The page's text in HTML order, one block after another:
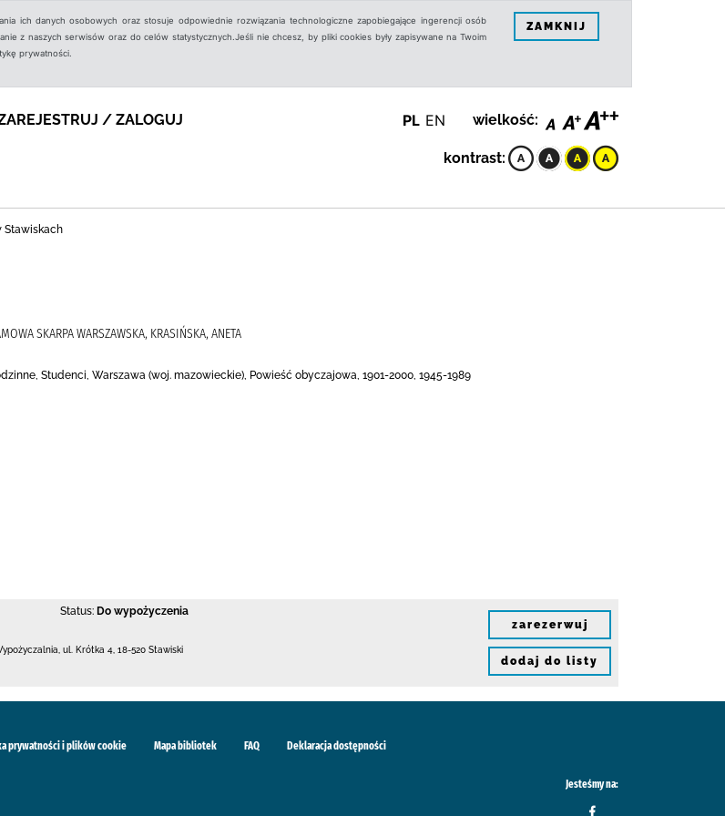
ich danych osobowych oraz stosuje odpowiednie rozwiązania technologiczne zapobiegające ingerencji osób
z naszych serwisów oraz do celów statystycznych.Jeśli nie chcesz, by pliki cookies były zapisywane na Twoim
prywatności.
ZAMKNIJ
/ ZALOGUJ PL EN wielkość:
kontrast:
Stawiskach
SKARPA WARSZAWSKA, KRASIŃSKA, ANETA
Studenci, Warszawa (woj. mazowieckie), Powieść obyczajowa, 1901-2000, 1945-1989
Status: Do wypożyczenia
ul. Krótka 4 18-520 Stawiski
zarezerwuj
dodaj do listy
prywatności i plików cookie Mapa bibliotek FAQ Deklaracja dostępności
Jesteśmy na: